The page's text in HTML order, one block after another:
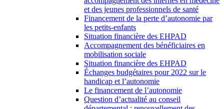
et des jeunes professionnels de santé
Financement de la perte d’autonomie par
les petits-enfants
Situation financière des EHPAD
Accompagnement des bénéficiaires en
mobilisation sociale
Situation financière des EHPAD
Échanges budgétaires pour 2022 sur le
handicap et l’autonomie
Le financement de l’autonomie
Question d’actualité au conseil